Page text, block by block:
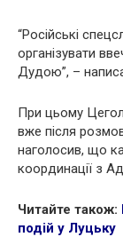
“Російські
організувати
Дудою”, –
При цьому
вже після
наголосив, що
координації з
Читайте також:
подій у Луцьку